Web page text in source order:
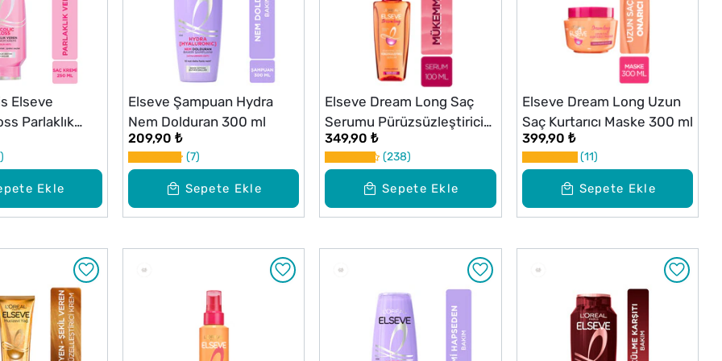
Ekle
Elseve
Parlaklık
Kremi
Sepete Ekle
Elseve Şampuan Hydra
Nem Dolduran 300 ml
209,90 ₺
7
Sepete Ekle
Elseve Dream Long Saç
Serumu Pürüzsüzleştirici
100 ml
349,90 ₺
238
Sepete Ekle
Elseve Dream Long Uzun
Saç Kurtarıcı Maske 300 ml
399,90 ₺
11